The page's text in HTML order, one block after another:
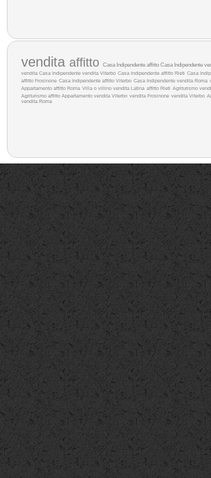
vendita affitto Casa Indipendente affitto Casa Indipendente
vendita Casa Indipendente vendita Viterbo Casa Indipendente affitto Rieti Casa
affitto Frosinone Casa Indipendente affitto Viterbo Casa Indipendente vendita Roma
Appartamento affitto Roma Villa o villino vendita Latina affitto Rieti Agriturismo
Agriturismo affitto Appartamento vendita Viterbo vendita Frosinone vendita Viterbo
vendita Roma